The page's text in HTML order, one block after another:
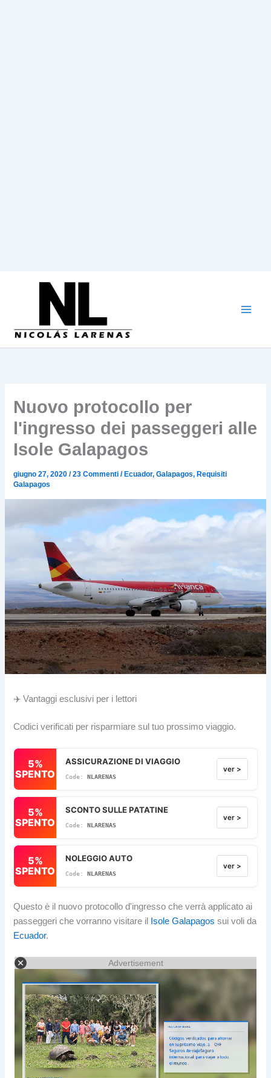
Nuovo protocollo per
l'ingresso dei passeggeri alle
Isole Galapagos
giugno 27, 2020/23 Commenti / Ecuador,Galapagos, Requisiti
Galapagos
✈️ Vantaggi esclusivi per i lettori
Codici verificati per risparmiare sul tuo prossimo viaggio.
5%
SPENTO
ASSICURAZIONE DI VIAGGIO
NLARENAS
ver >
5%
SPENTO
SCONTO SULLE PATATINE
NLARENAS
ver >
5%
SPENTO
NOLEGGIO AUTO
NLARENAS
ver >
Questo è il nuovo protocollo d'ingresso che verrà applicato ai
passeggeri che vorranno visitare il
Isole Galapagos sui voli da
Ecuador.
Advertisement